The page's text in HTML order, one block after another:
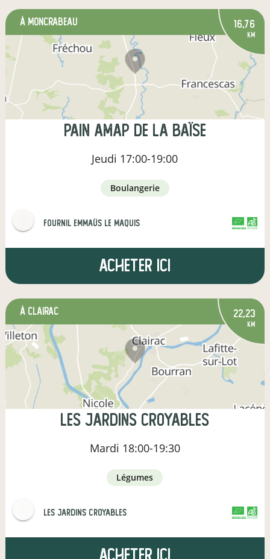
à Moncrabeau 16,76
km
Pain AMAP de la Baïse
Jeudi 17:00-19:00
boulangerie
Fournil Emmaüs Le Maquis
Acheter ici
à Clairac 22,23
km
Les Jardins Croyables
Mardi 18:00-19:30
légumes
Les Jardins Croyables
Acheter ici